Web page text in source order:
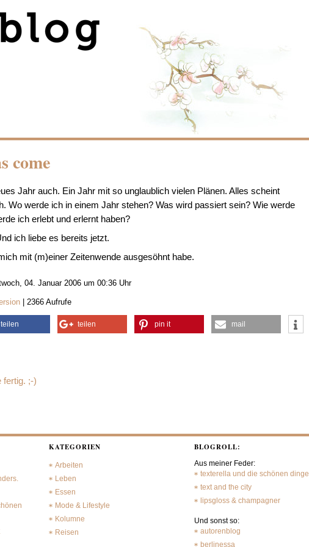
come
Jahr auch. Ein Jahr mit so unglaublich vielen Plänen. Alles scheint
Wo werde ich in einem Jahr stehen? Was wird passiert sein? Wie werde
ich erlebt und erlernt haben?
ich liebe es bereits jetzt.
mit (m)einer Zeitenwende ausgesöhnt habe.
04. Januar 2006 um 00:36 Uhr
| 2366 Aufrufe
teilen teilen pin it mail
fertig. ;-)
KATEGORIEN
Arbeiten
Leben
Essen
Mode & Lifestyle
Kolumne
Reisen
BLOGROLL:
Aus meiner Feder:
texterella und die schönen dinge
text and the city
lipsgloss & champagner
Und sonst so:
autorenblog
berlinessa